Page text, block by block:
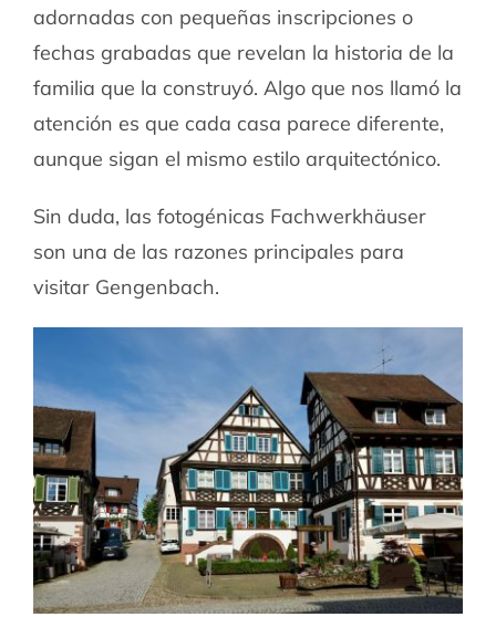
adornadas con pequeñas inscripciones o
fechas grabadas que revelan la historia de la
familia que la construyó. Algo que nos llamó la
atención es que cada casa parece diferente,
aunque sigan el mismo estilo arquitectónico.
Sin duda, las fotogénicas Fachwerkhäuser
son una de las razones principales para
visitar Gengenbach.